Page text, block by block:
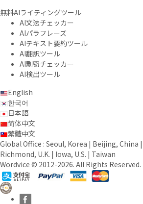
無料AIライティングツール
AI文法チェッカー
AIパラフレーズ
AIテキスト要約ツール
AI翻訳ツール
AI剽窃チェッカー
AI検出ツール
English
한국어
日本語
简体中文
繁體中文
Global Office : Seoul, Korea | Beijing, China
Richmond, U.K. | Iowa, U.S. | Taiwan
Wordvice © 2012-2026. All Rights Reserved.